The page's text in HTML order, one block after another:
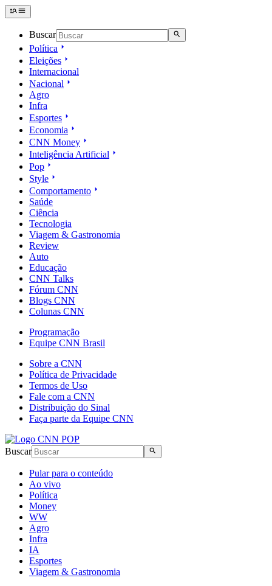
Buscar
Política
Eleições
Internacional
Nacional
Agro
Infra
Esportes
Economia
CNN Money
Inteligência Artificial
Pop
Style
Comportamento
Saúde
Ciência
Tecnologia
Viagem & Gastronomia
Review
Auto
Educação
CNN Talks
Fórum CNN
Blogs CNN
Colunas CNN
Programação
Equipe CNN Brasil
Sobre a CNN
Política de Privacidade
Termos de Uso
Fale com a CNN
Distribuição do Sinal
Faça parte da Equipe CNN
Buscar
Pular para o conteúdo
Ao vivo
Política
Money
WW
Agro
Infra
IA
Esportes
Viagem & Gastronomia